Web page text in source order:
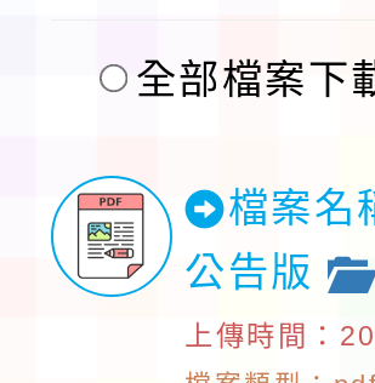
全部檔案下
檔案名
公告版
上傳時間：